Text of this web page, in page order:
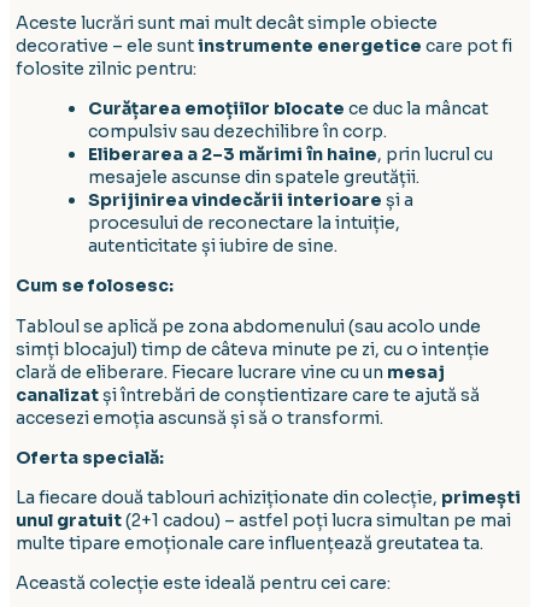
Aceste lucrări sunt mai mult decât simple obiecte
decorative – ele suntinstrumente energetice care pot fi
folosite zilnic pentru:
Curățarea emoțiilor blocate ce duc la mâncat
compulsiv sau dezechilibre în corp.
Eliberarea a 2–3 mărimi în haine, prin lucrul cu
mesajele ascunse din spatele greutății.
Sprijinirea vindecării interioare și a
procesului de reconectare la intuiție,
autenticitate și iubire de sine.
Cum se folosesc:
Tabloul se aplică pe zona abdomenului (sau acolo unde
simți blocajul) timp de câteva minute pe zi, cu o intenție
clară de eliberare. Fiecare lucrare vine cu un mesaj
canalizatși întrebări de conștientizare care te ajută să
accesezi emoția ascunsă și să o transformi.
Oferta specială:
La fiecare două tablouri achiziționate din colecție, primești
unul gratuit(2+1 cadou) – astfel poți lucra simultan pe mai
multe tipare emoționale care influențează greutatea ta.
Această colecție este ideală pentru cei care: